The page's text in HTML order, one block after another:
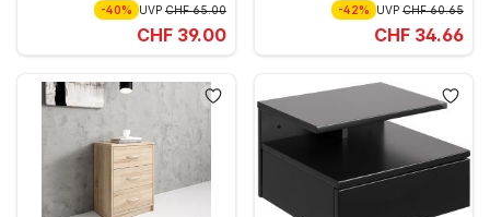
-40% UVP CHF 65.00
CHF 39.00
-42% UVPCHF 60.65
CHF 34.66